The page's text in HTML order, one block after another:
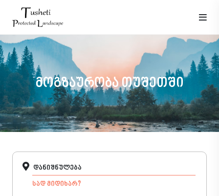
მოგზაურობა თუშეთში
დანიშნულება